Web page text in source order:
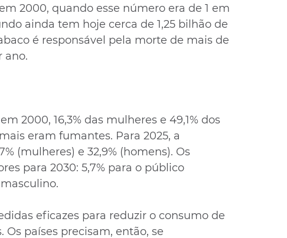
2000, quando esse número era de 1 em
ainda tem hoje cerca de 1,25 bilhão de
é responsável pela morte de mais de
ano.
2000, 16,3% das mulheres e 49,1% dos
eram fumantes. Para 2025, a
(mulheres) e 32,9% (homens). Os
para 2030: 5,7% para o público
eficazes para reduzir o consumo de
Os países precisam, então, se